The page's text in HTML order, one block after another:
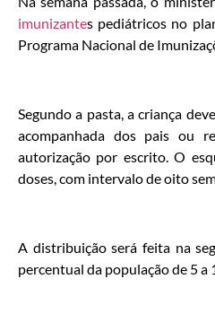
imunizantes pediátricos no
Programa Nacional de
Segundo a pasta, a criança
acompanhada dos pais ou
autorização por escrito. O
doses, com intervalo de oito
A distribuição será feita na
percentual da população de 5 a